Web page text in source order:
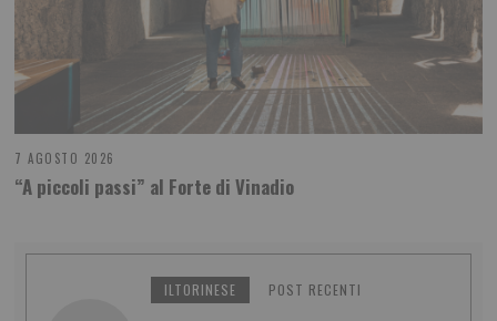
7 AGOSTO 2026
“A piccoli passi” al Forte di Vinadio
ILTORINESE POST RECENTI